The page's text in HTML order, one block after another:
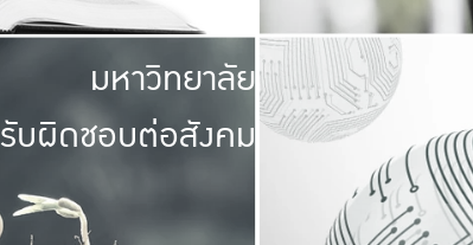
มหาวิทยาลัย
รับผิดชอบต่อสังคม